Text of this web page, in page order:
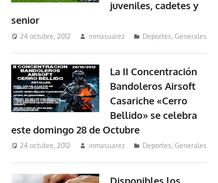
juveniles, cadetes y
senior
24 octubre, 2012 inmasuarez Deportes, Generales
La II Concentración
Bandoleros Airsoft
Casariche «Cerro
Bellido» se celebra
este domingo 28 de Octubre
24 octubre, 2012 inmasuarez Deportes, Generales